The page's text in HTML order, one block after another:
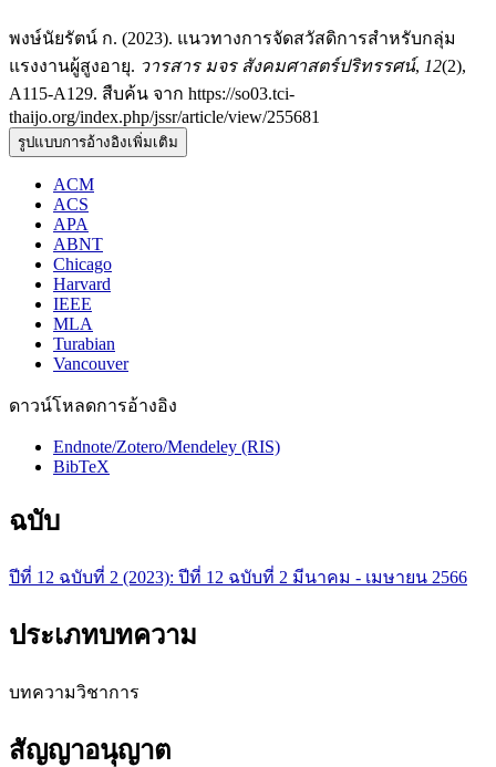
พงษ์นัยรัตน์ ก. (2023). แนวทางการจัดสวัสดิการสำหรับกลุ่ม
แรงงานผู้สูงอายุ. วารสาร มจร สังคมศาสตร์ปริทรรศน์, 12(2),
A115-A129. สืบค้น จาก https://so03.tci-
thaijo.org/index.php/jssr/article/view/255681
รูปแบบการอ้างอิงเพิ่มเติม
ACM
ACS
APA
ABNT
Chicago
Harvard
IEEE
MLA
Turabian
Vancouver
ดาวน์โหลดการอ้างอิง
Endnote/Zotero/Mendeley (RIS)
BibTeX
ฉบับ
ปีที่ 12 ฉบับที่ 2 (2023): ปีที่ 12 ฉบับที่ 2 มีนาคม - เมษายน 2566
ประเภทบทความ
บทความวิชาการ
สัญญาอนุญาต